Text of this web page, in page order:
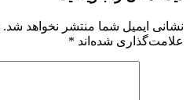
نشانی ایمیل شما منتشر نخواهد شد.
علامت‌گذاری شده‌اند *